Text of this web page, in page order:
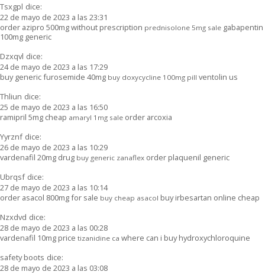
Tsxgpl dice:
22 de mayo de 2023 a las 23:31
order azipro 500mg without prescription prednisolone 5mg sale gabapentin
100mg generic
Dzxqvl dice:
24 de mayo de 2023 a las 17:29
buy generic furosemide 40mg buy doxycycline 100mg pill ventolin us
Thliun dice:
25 de mayo de 2023 a las 16:50
ramipril 5mg cheap amaryl 1mg sale order arcoxia
Yyrznf dice:
26 de mayo de 2023 a las 10:29
vardenafil 20mg drug buy generic zanaflex order plaquenil generic
Ubrqsf dice:
27 de mayo de 2023 a las 10:14
order asacol 800mg for sale buy cheap asacol buy irbesartan online cheap
Nzxdvd dice:
28 de mayo de 2023 a las 00:28
vardenafil 10mg price tizanidine ca where can i buy hydroxychloroquine
safety boots dice:
28 de mayo de 2023 a las 03:08